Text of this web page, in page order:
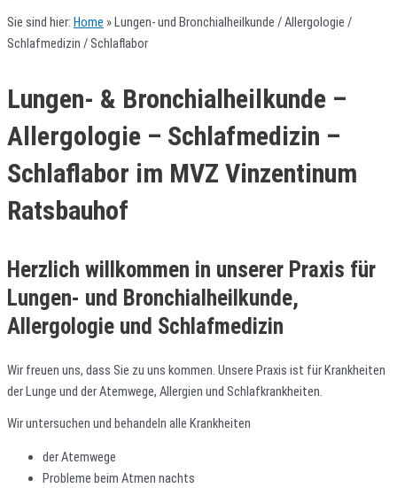
Sie sind hier: Home » Lungen- und Bronchialheilkunde / Allergologie /
Schlafmedizin / Schlaflabor
Lungen- & Bronchialheilkunde –
Allergologie – Schlafmedizin –
Schlaflabor im MVZ Vinzentinum
Ratsbauhof
Herzlich willkommen in unserer Praxis für
Lungen- und Bronchialheilkunde,
Allergologie und Schlafmedizin
Wir freuen uns, dass Sie zu uns kommen. Unsere Praxis ist für Krankheiten
der Lunge und der Atemwege, Allergien und Schlafkrankheiten.
Wir untersuchen und behandeln alle Krankheiten
der Atemwege
Probleme beim Atmen nachts